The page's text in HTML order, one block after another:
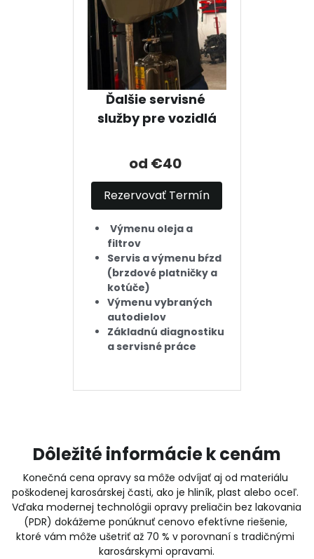
Ďalšie servisné
služby pre vozidlá
od €40
Rezervovať Termín
Výmenu oleja a
filtrov
Servis a výmenu bŕzd
(brzdové platničky a
kotúče)
Výmenu vybraných
autodielov
Základnú diagnostiku
a servisné práce
Dôležité informácie k cenám
Konečná cena opravy sa môže odvíjať aj od materiálu
poškodenej karosárskej časti, ako je hliník, plast alebo oceľ.
Vďaka modernej technológii opravy preliačin bez lakovania
(PDR) dokážeme ponúknuť cenovo efektívne riešenie,
ktoré vám môže ušetriť až 70 % v porovnaní s tradičnými
karosárskymi opravami.